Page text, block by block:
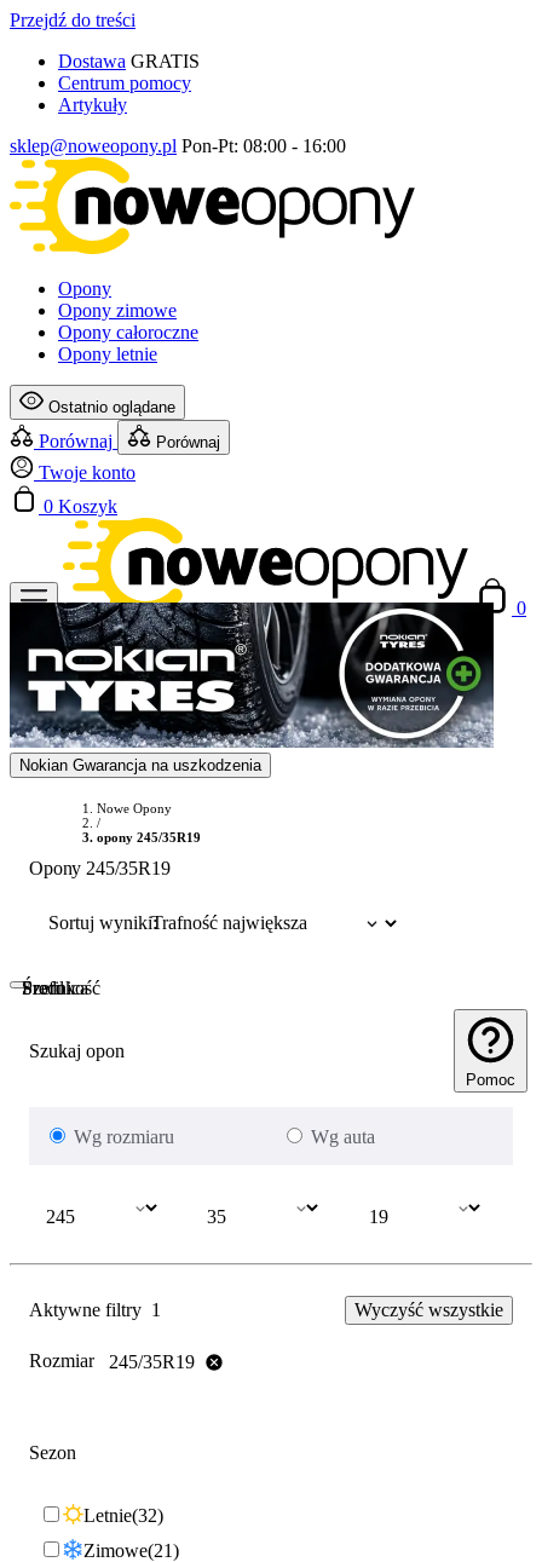
Przejdź do treści
Dostawa GRATIS
Centrum pomocy
Artykuły
sklep@noweopony.pl Pon-Pt: 08:00 - 16:00
Opony
Opony zimowe
Opony całoroczne
Opony letnie
Ostatnio oglądane
Porównaj Porównaj
Twoje konto
0 Koszyk
0
Nokian Gwarancja na uszkodzenia
Nowe Opony
/
opony 245/35R19
Opony 245/35R19
Sortuj wyniki:
Szukaj opon
Pomoc
Wg rozmiaru Wg auta
Szerokość
Profil
Średnica
Aktywne filtry 1 Wyczyść wszystkie
Rozmiar 245/35R19
Sezon
Letnie 32
Zimowe 21